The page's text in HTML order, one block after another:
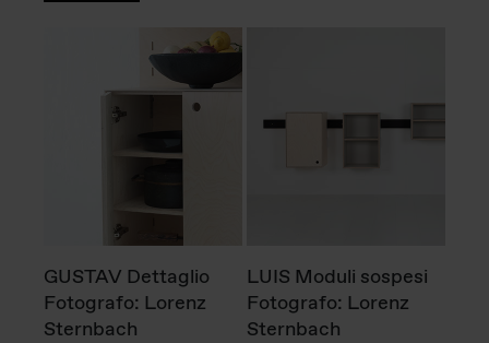
GUSTAV Dettaglio
Fotografo: Lorenz
Sternbach
LUIS Moduli sospesi
Fotografo: Lorenz
Sternbach